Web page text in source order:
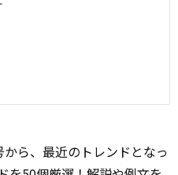
から、最近のトレンドとなっ